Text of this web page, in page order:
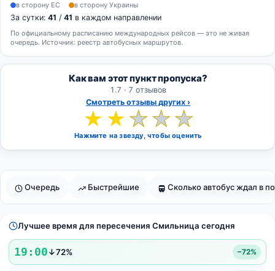
Очередь Быстрейшие Сколько автобус ждал в
в сторону ЕС в сторону Украины
За сутки: 41 / 41 в каждом направлении
По официальному расписанию международных рейсов — это не живая
очередь. Источник: реестр автобусных маршрутов.
Как вам этот пункт пропуска?
1.7 · 7 отзывов
Смотреть отзывы других ›
★ ★ ★★★
Нажмите на звезду, чтобы оценить
Лучшее время для пересечения Смильница сегодня
19:00↓72% −72%